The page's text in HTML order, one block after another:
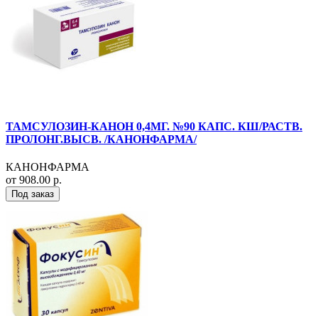
ТАМСУЛОЗИН-КАНОН 0,4МГ. №90 КАПС. КШ/РАСТВ.
ПРОЛОНГ.ВЫСВ. /КАНОНФАРМА/
КАНОНФАРМА
от 908.00 р.
Под заказ